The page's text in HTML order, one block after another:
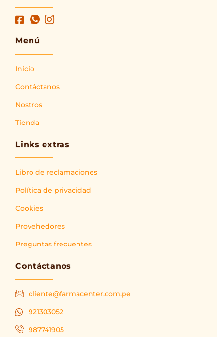
Menú
Inicio
Contáctanos
Nostros
Tienda
Links extras
Libro de reclamaciones
Política de privacidad
Cookies
Provehedores
Preguntas frecuentes
Contáctanos
cliente@farmacenter.com.pe
921303052
987741905